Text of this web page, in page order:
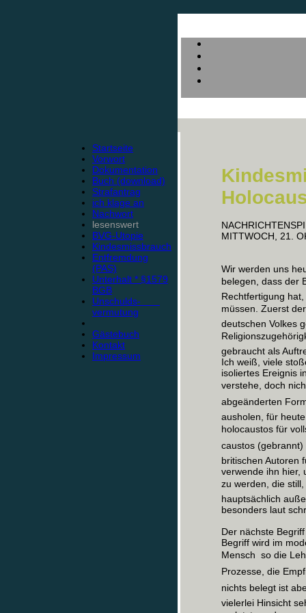
Startseite
Vorwort
Dokumentation
Buch (download)
Strafantrag
ich klage an
Nachwort
lesenswert
BVG-Utopie
Kindesmissbrauch
Entfremdung
(PAS)
Unterhalt * §1579
BGB
Unschulds-
vermutung
Gästebuch
Kontakt
Impressum
MITTWOCH, 21.
Wir werden uns
belegen, dass der
Rechtfertigung
müssen. Zuerst
deutschen Volkes
gebraucht als
Ich weiß, viele
isoliertes Ereignis
verstehe, doch
abgeänderten
ausholen, für
holocaustos für
caustos (gebrannt)
britischen Autoren
verwende ihn hier,
zu werden, die
hauptsächlich
besonders laut
Der nächste
Begriff wird im
Mensch  so die
Prozesse, die
nichts belegt ist
vielerlei Hinsicht